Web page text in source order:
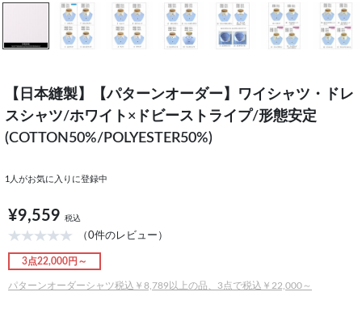
【日本縫製】【パターンオーダー】ワイシャツ・ドレ
スシャツ/ホワイト×ドビーストライプ/形態安定
(COTTON50%/POLYESTER50%)
1 人がお気に入りに登録中
¥9,559 税込
（0件のレビュー）
3点22,000円～
パターンオーダーシャツ税込￥8,789以上の品、3点で税込￥22,000～